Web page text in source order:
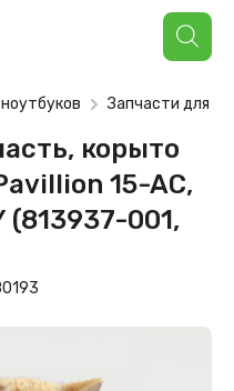
Поиск
товаров
Запчасти для
корыто
15-AC,
(813937-001,